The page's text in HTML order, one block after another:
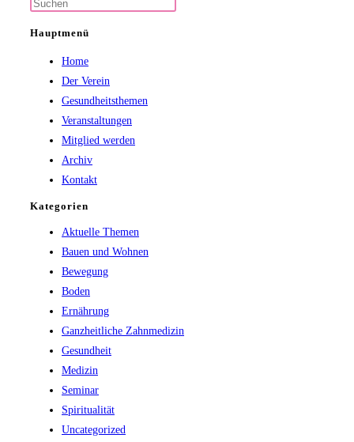
Hauptmenü
Home
Der Verein
Gesundheitsthemen
Veranstaltungen
Mitglied werden
Archiv
Kontakt
Kategorien
Aktuelle Themen
Bauen und Wohnen
Bewegung
Boden
Ernährung
Ganzheitliche Zahnmedizin
Gesundheit
Medizin
Seminar
Spiritualität
Uncategorized